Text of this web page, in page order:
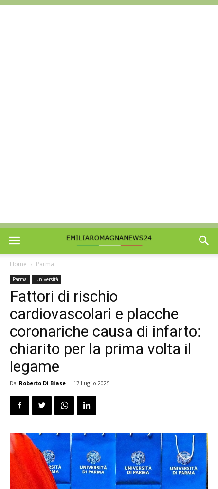
Home Parma
Parma Università
Fattori di rischio
cardiovascolari e placche
coronariche causa di infarto:
chiarito per la prima volta il
legame
Da Roberto Di Biase - 17 Luglio 2025